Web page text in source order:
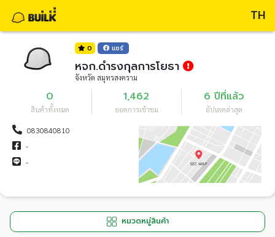
TH
0 แชร์
หจก.ดำรงกุลการโยธา
จังหวัด สมุทรสงคราม
0
สินค้าทั้งหมด
1,462
ยอดการเข้าชม
6 ปีที่แล้ว
อัปเดตล่าสุด
0830840810
-
-
หมวดหมู่สินค้า